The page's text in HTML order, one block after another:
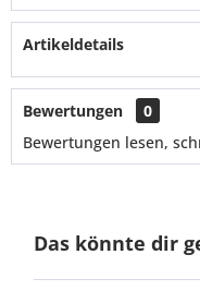
Artikeldetails
Bewertungen
0
Bewertungen lesen,
Das könnte dir